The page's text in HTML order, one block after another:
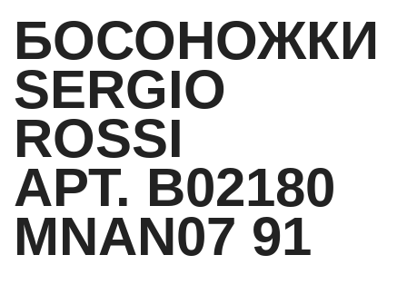
БОСОНОЖКИ
SERGIO
ROSSI
АРТ. B02180
MNAN07 91